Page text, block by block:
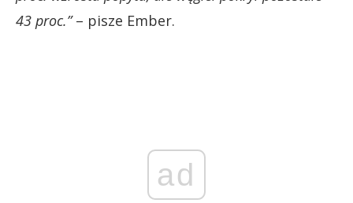
43 proc.”– pisze Ember.
ad